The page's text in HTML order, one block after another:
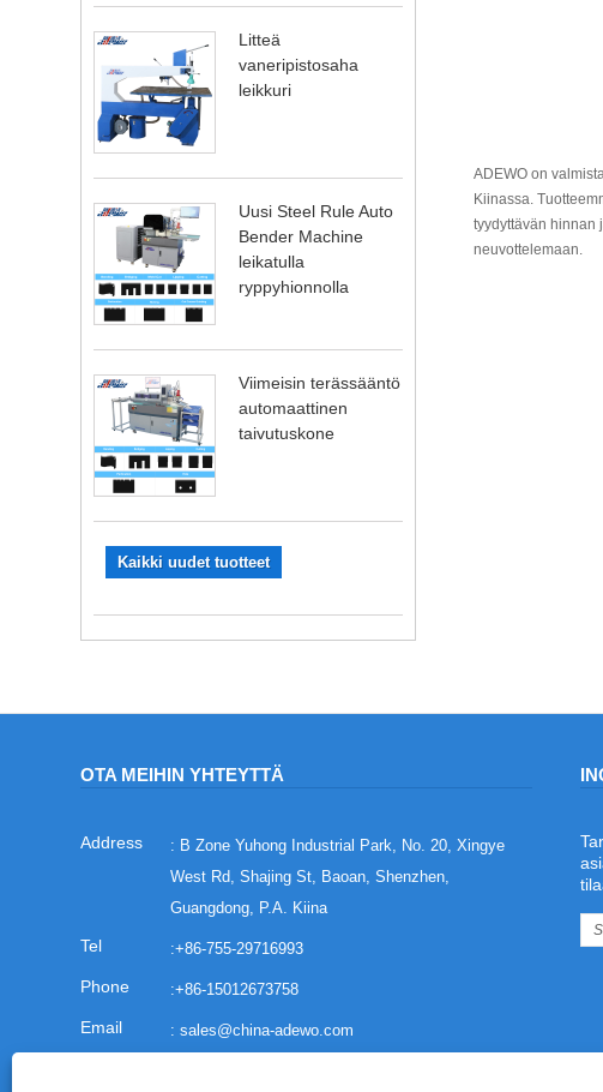
Litteä
vaneripistosaha
leikkuri
Uusi Steel Rule Auto
Bender Machine
leikatulla
ryppyhionnolla
Viimeisin terässääntö
automaattinen
taivutuskone
Kaikki uudet tuotteet
ADEWO on
Kiinassa.
tyydyttävän hinnan
neuvottelemaan.
OTA MEIHIN YHTEYTTÄ
: B Zone Yuhong Industrial Park, No. 20, Xingye
West Rd, Shajing St, Baoan, Shenzhen,
Guangdong, P.A. Kiina
:+86-755-29716993
:+86-15012673758
:sales@china-adewo.com